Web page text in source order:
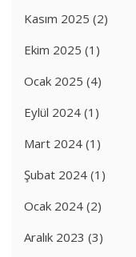
Kasım 2025 (2)
Ekim 2025 (1)
Ocak 2025 (4)
Eylül 2024 (1)
Mart 2024 (1)
Şubat 2024 (1)
Ocak 2024 (2)
Aralık 2023 (3)